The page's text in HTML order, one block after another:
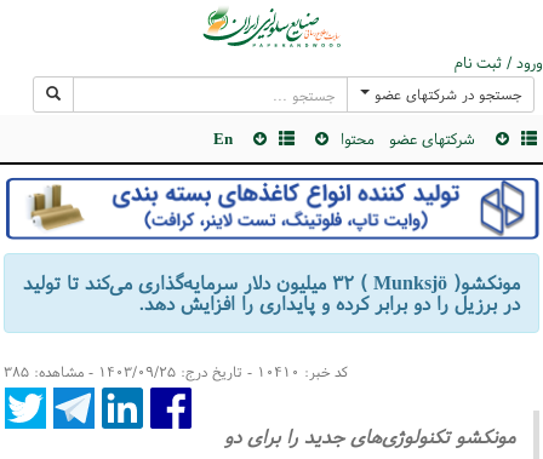
ورود / ثبت نام
جستجو در شرکتهای عضو
شرکتهای عضو محتوا En
مونکشو( Munksjö ) ۳۲ میلیون دلار سرمایه‌گذاری می‌کند تا تولید
در برزیل را دو برابر کرده و پایداری را افزایش دهد.
کد خبر: ۱۰۴۱۰ - تاریخ درج: ۱۴۰۳/۰۹/۲۵ - مشاهده: ۳۸۵
مونکشو تکنولوژی‌های جدید را برای دو